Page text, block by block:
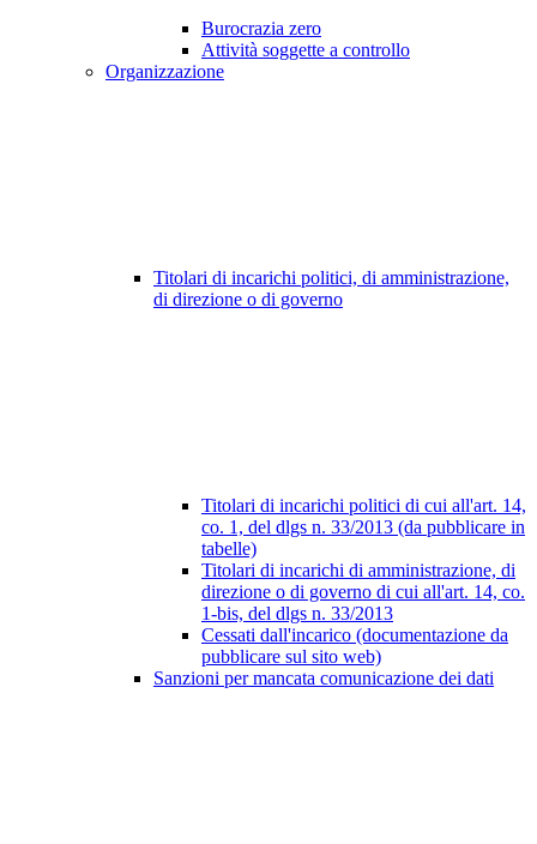
Burocrazia zero
Attività soggette a controllo
Organizzazione
Titolari di incarichi politici, di amministrazione,
di direzione o di governo
Titolari di incarichi politici di cui all'art. 14,
co. 1, del dlgs n. 33/2013 (da pubblicare in
tabelle)
Titolari di incarichi di amministrazione, di
direzione o di governo di cui all'art. 14, co.
1-bis, del dlgs n. 33/2013
Cessati dall'incarico (documentazione da
pubblicare sul sito web)
Sanzioni per mancata comunicazione dei dati